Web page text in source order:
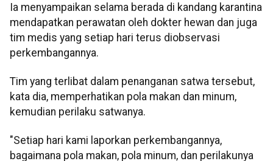
Ia menyampaikan selama berada di kandang karantina
mendapatkan perawatan oleh dokter hewan dan juga
tim medis yang setiap hari terus diobservasi
perkembangannya.
Tim yang terlibat dalam penanganan satwa tersebut,
kata dia, memperhatikan pola makan dan minum,
kemudian perilaku satwanya.
"Setiap hari kami laporkan perkembangannya,
bagaimana pola makan, pola minum, dan perilakunya